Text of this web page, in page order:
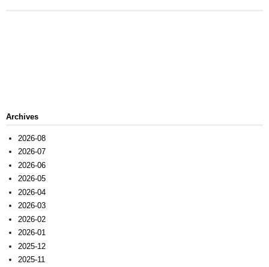
Archives
2026-08
2026-07
2026-06
2026-05
2026-04
2026-03
2026-02
2026-01
2025-12
2025-11